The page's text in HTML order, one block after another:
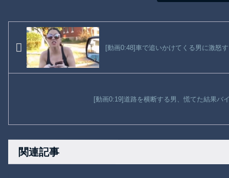
[動画0:48]車で追いかけてくる男に激怒
[動画0:19]道路を横断する男、慌てた結果バ
関連記事